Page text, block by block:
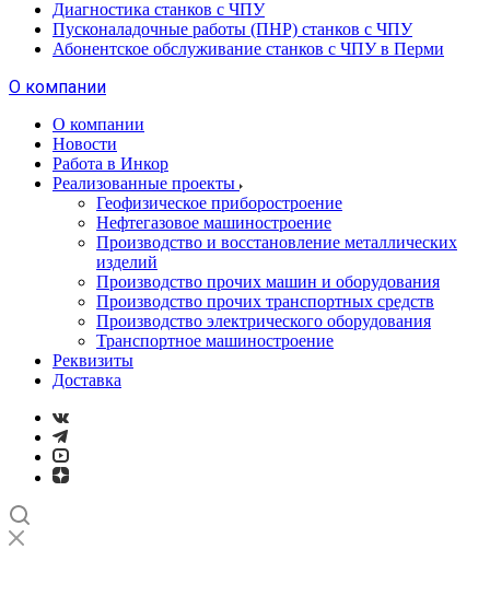
Диагностика станков с ЧПУ
Пусконаладочные работы (ПНР) станков с ЧПУ
Абонентское обслуживание станков с ЧПУ в Перми
О компании
О компании
Новости
Работа в Инкор
Реализованные проекты
Геофизическое приборостроение
Нефтегазовое машиностроение
Производство и восстановление металлических
изделий
Производство прочих машин и оборудования
Производство прочих транспортных средств
Производство электрического оборудования
Транспортное машиностроение
Реквизиты
Доставка